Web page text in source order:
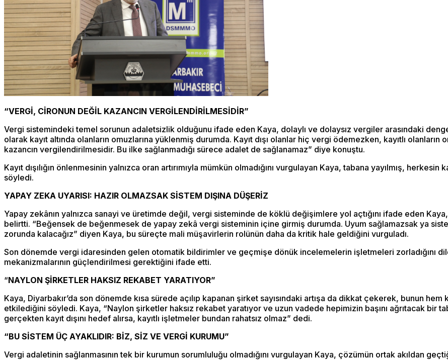
“VERGİ, CİRONUN DEĞİL KAZANCIN VERGİLENDİRİLMESİDİR”
Vergi sistemindeki temel sorunun adaletsizlik olduğunu ifade eden Kaya, dolaylı ve dolaysız vergiler arasındaki
olarak kayıt altında olanların omuzlarına yüklenmiş durumda. Kayıt dışı olanlar hiç vergi ödemezken, kayıtlı
kazancın vergilendirilmesidir. Bu ilke sağlanmadığı sürece adalet de sağlanamaz” diye konuştu.
Kayıt dışılığın önlenmesinin yalnızca oran artırımıyla mümkün olmadığını vurgulayan Kaya, tabana yayılmış,
söyledi.
YAPAY ZEKA UYARISI: HAZIR OLMAZSAK SİSTEM DIŞINA DÜŞERİZ
Yapay zekânın yalnızca sanayi ve üretimde değil, vergi sisteminde de köklü değişimlere yol açtığını ifade eden
belirtti. “Beğensek de beğenmesek de yapay zekâ vergi sisteminin içine girmiş durumda. Uyum sağlamazsak ya
zorunda kalacağız” diyen Kaya, bu süreçte mali müşavirlerin rolünün daha da kritik hale geldiğini vurguladı.
Son dönemde vergi idaresinden gelen otomatik bildirimler ve geçmişe dönük incelemelerin işletmeleri zorladığını
mekanizmalarının güçlendirilmesi gerektiğini ifade etti.
“NAYLON ŞİRKETLER HAKSIZ REKABET YARATIYOR”
Kaya, Diyarbakır’da son dönemde kısa sürede açılıp kapanan şirket sayısındaki artışa da dikkat çekerek, bunun
etkilediğini söyledi. Kaya, “Naylon şirketler haksız rekabet yaratıyor ve uzun vadede hepimizin başını ağrıtacak bir
gerçekten kayıt dışını hedef alırsa, kayıtlı işletmeler bundan rahatsız olmaz” dedi.
“BU SİSTEM ÜÇ AYAKLIDIR: BİZ, SİZ VE VERGİ KURUMU”
Vergi adaletinin sağlanmasının tek bir kurumun sorumluluğu olmadığını vurgulayan Kaya, çözümün ortak akıldan